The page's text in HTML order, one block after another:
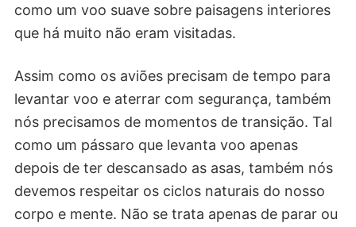
como um voo suave sobre paisagens interiores
que há muito não eram visitadas.
Assim como os aviões precisam de tempo para
levantar voo e aterrar com segurança, também
nós precisamos de momentos de transição. Tal
como um pássaro que levanta voo apenas
depois de ter descansado as asas, também nós
devemos respeitar os ciclos naturais do nosso
corpo e mente. Não se trata apenas de parar ou